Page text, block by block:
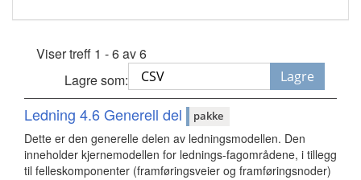
Viser treff 1 - 6 av 6
Lagre som:
Lagre
Ledning 4.6 Generell del pakke
Dette er den generelle delen av ledningsmodellen. Den
inneholder kjernemodellen for lednings-fagområdene, i tillegg
til felleskomponenter (framføringsveier og framføringsnoder)